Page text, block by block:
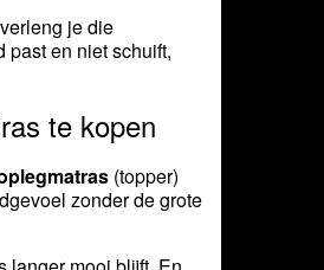
je die
past en niet schuift,
te kopen
(topper)
zonder de grote